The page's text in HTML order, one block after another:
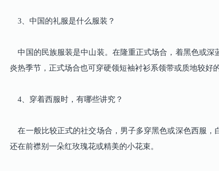
3、中国的礼服是什么服装？
中国的民族服装是中山装。在隆重正式场合，着黑色或深
炎热季节，正式场合也可穿硬领短袖衬衫系领带或质地较好
4、穿着西服时，有哪些讲究？
在一般比较正式的社交场合，男子多穿黑色或深色西服，
还在前襟别一朵红玫瑰花或精美的小花束。